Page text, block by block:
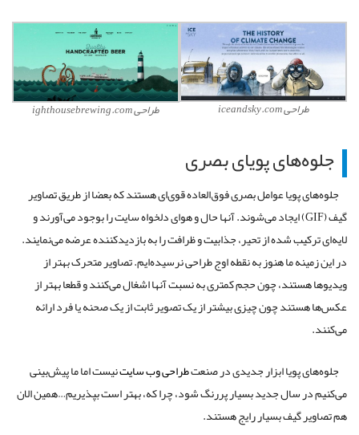
طراحی iceandsky.com طراحی ighthousebrewing.com
جلوه‌های پویای بصری
جلوه‌های پویا عوامل بصری فوق‌العاده قوی‌ای هستند که بعضا از طریق تصاویر
گیف (GIF) ایجاد می‌شوند. آنها حال و هوای دلخواه سایت را بوجود می‌آورند و
لایه‌ای ترکیب شده از تحیر، جذابیت و ظرافت را به بازدیدکننده عرضه می‌نمایند.
در این زمینه ما هنوز به نقطه اوج طراحی نرسیده‌ایم. تصاویر متحرک بهتر از
ویدیوها هستند، چون حجم کمتری به نسبت آنها اشغال می‌کنند و قطعا بهتر از
عکس‌ها هستند چون چیزی بیشتر از یک تصویر ثابت از یک صحنه یا فرد ارائه
می‌کنند.
جلوه‌های پویا ابزار جدیدی در صنعتطراحی وب سایتنیست اما ما پیش‌بینی
می‌کنیم در سال جدید بسیار پررنگ شود، چرا که، بهتر است بپذیریم…همین الان
هم تصاویر گیف بسیار رایج هستند.